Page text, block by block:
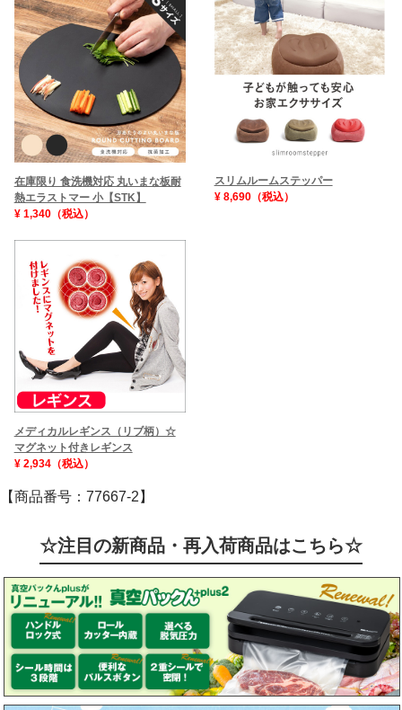
在庫限り 食洗機対応 丸いまな板耐
熱エラストマー 小【STK】
¥ 1,340（税込）
スリムルームステッパー
¥ 8,690（税込）
メディカルレギンス（リブ柄）☆
マグネット付きレギンス
¥ 2,934（税込）
【商品番号：77667-2】
☆注目の新商品・再入荷商品はこちら☆